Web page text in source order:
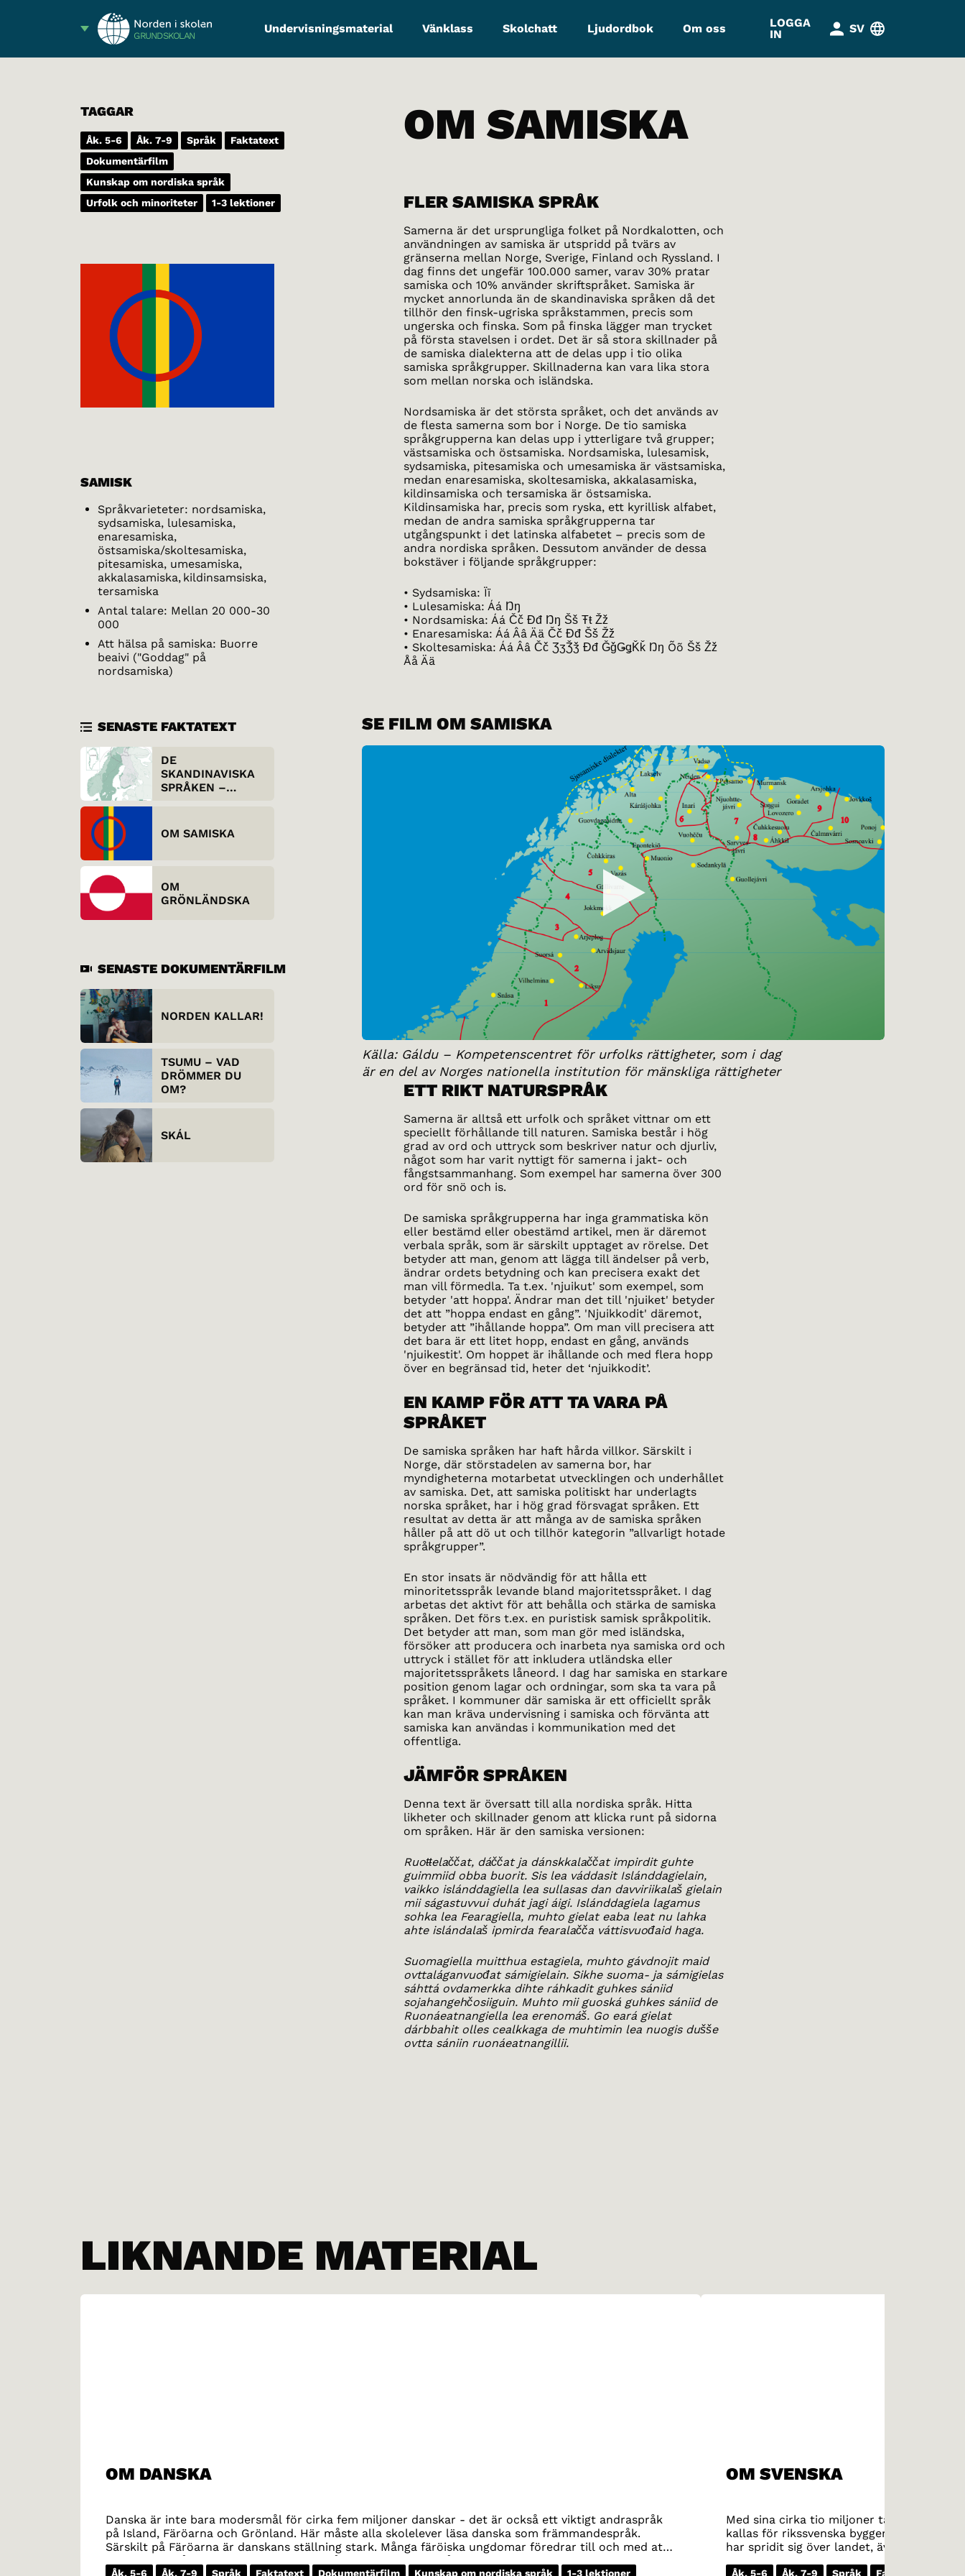
GRUNDSKOLAN
Undervisningsmaterial Vänklass Skolchatt Ljudordbok Om oss
LOGGA
IN
SV
TAGGAR
Åk. 5-6 Åk. 7-9 Språk
Faktatext
Dokumentärfilm
Kunskap om nordiska språk
Urfolk och minoriteter
1-3 lektioner
SAMISK
Språkvarieteter: nordsamiska,
sydsamiska, lulesamiska,
enaresamiska,
östsamiska/skoltesamiska,
pitesamiska, umesamiska,
akkalasamiska, kildinsamsiska,
tersamiska
Antal talare: Mellan 20 000-30
000
Att hälsa på samiska: Buorre
beaivi ("Goddag" på
nordsamiska)
SENASTE FAKTATEXT
DE
SKANDINAVISKA
SPRÅKEN –
OM SAMISKA
OM
GRÖNLÄNDSKA
SENASTE DOKUMENTÄRFILM
NORDEN KALLAR!
TSUMU – VAD
DRÖMMER DU
OM?
SKÁL
OM SAMISKA
FLER SAMISKA SPRÅK
Samerna är det ursprungliga folket på Nordkalotten, och
användningen av samiska är utspridd på tvärs av
gränserna mellan Norge, Sverige, Finland och Ryssland. I
dag finns det ungefär 100.000 samer, varav 30% pratar
samiska och 10% använder skriftspråket. Samiska är
mycket annorlunda än de skandinaviska språken då det
tillhör den finsk-ugriska språkstammen, precis som
ungerska och finska. Som på finska lägger man trycket
på första stavelsen i ordet. Det är så stora skillnader på
de samiska dialekterna att de delas upp i tio olika
samiska språkgrupper. Skillnaderna kan vara lika stora
som mellan norska och isländska.
Nordsamiska är det största språket, och det används av
de flesta samerna som bor i Norge. De tio samiska
språkgrupperna kan delas upp i ytterligare två grupper;
västsamiska och östsamiska. Nordsamiska, lulesamisk,
sydsamiska, pitesamiska och umesamiska är västsamiska,
medan enaresamiska, skoltesamiska, akkalasamiska,
kildinsamiska och tersamiska är östsamiska.
Kildinsamiska har, precis som ryska, ett kyrillisk alfabet,
medan de andra samiska språkgrupperna tar
utgångspunkt i det latinska alfabetet – precis som de
andra nordiska språken. Dessutom använder de dessa
bokstäver i följande språkgrupper:
• Sydsamiska: Ïï
• Lulesamiska: Áá Ŋŋ
• Nordsamiska: Áá Čč Đđ Ŋŋ Šš Ŧŧ Žž
• Enaresamiska: Áá Ââ Ää Čč Đđ Šš Žž
• Skoltesamiska: Áá Ââ Čč ƷʒǮǯ Đđ ǦǧǤǥǨǩ Ŋŋ Õõ Šš Žž
Åå Ää
SE FILM OM SAMISKA
Källa: Gáldu – Kompetenscentret för urfolks rättigheter, som i dag
är en del av Norges nationella institution för mänskliga rättigheter
ETT RIKT NATURSPRÅK
Samerna är alltså ett urfolk och språket vittnar om ett
speciellt förhållande till naturen. Samiska består i hög
grad av ord och uttryck som beskriver natur och djurliv,
något som har varit nyttigt för samerna i jakt- och
fångstsammanhang. Som exempel har samerna över 300
ord för snö och is.
De samiska språkgrupperna har inga grammatiska kön
eller bestämd eller obestämd artikel, men är däremot
verbala språk, som är särskilt upptaget av rörelse. Det
betyder att man, genom att lägga till ändelser på verb,
ändrar ordets betydning och kan precisera exakt det
man vill förmedla. Ta t.ex. 'njuikut' som exempel, som
betyder 'att hoppa'. Ändrar man det till 'njuiket' betyder
det att ”hoppa endast en gång”. 'Njuikkodit' däremot,
betyder att ”ihållande hoppa”. Om man vill precisera att
det bara är ett litet hopp, endast en gång, används
'njuikestit'. Om hoppet är ihållande och med flera hopp
över en begränsad tid, heter det ‘njuikkodit’.
EN KAMP FÖR ATT TA VARA PÅ
SPRÅKET
De samiska språken har haft hårda villkor. Särskilt i
Norge, där störstadelen av samerna bor, har
myndigheterna motarbetat utvecklingen och underhållet
av samiska. Det, att samiska politiskt har underlagts
norska språket, har i hög grad försvagat språken. Ett
resultat av detta är att många av de samiska språken
håller på att dö ut och tillhör kategorin ”allvarligt hotade
språkgrupper”.
En stor insats är nödvändig för att hålla ett
minoritetsspråk levande bland majoritetsspråket. I dag
arbetas det aktivt för att behålla och stärka de samiska
språken. Det förs t.ex. en puristisk samisk språkpolitik.
Det betyder att man, som man gör med isländska,
försöker att producera och inarbeta nya samiska ord och
uttryck i stället för att inkludera utländska eller
majoritetsspråkets låneord. I dag har samiska en starkare
position genom lagar och ordningar, som ska ta vara på
språket. I kommuner där samiska är ett officiellt språk
kan man kräva undervisning i samiska och förvänta att
samiska kan användas i kommunikation med det
offentliga.
JÄMFÖR SPRÅKEN
Denna text är översatt till alla nordiska språk. Hitta
likheter och skillnader genom att klicka runt på sidorna
om språken. Här är den samiska versionen:
Ruoŧŧelaččat, dáččat ja dánskkalaččat impirdit guhte
guimmiid obba buorit. Sis lea váddasit Islánddagielain,
vaikko islánddagiella lea sullasas dan davviriikalaš gielain
mii ságastuvvui duhát jagi áigi. Islánddagiela lagamus
sohka lea Fearagiella, muhto gielat eaba leat nu lahka
ahte islándalaš ipmirda fearalačča váttisvuođaid haga.
Suomagiella muitthua estagiela, muhto gávdnojit maid
ovttaláganvuođat sámigielain. Sikhe suoma- ja sámigielas
sáhttá ovdamerkka dihte ráhkadit guhkes sániid
sojahangehčosiiguin. Muhto mii guoská guhkes sániid de
Ruonáeatnangiella lea erenomáš. Go eará gielat
dárbbahit olles cealkkaga de muhtimin lea nuogis dušše
ovtta sániin ruonáeatnangillii.
LIKNANDE MATERIAL
OM DANSKA
Danska är inte bara modersmål för cirka fem miljoner danskar - det är också ett viktigt andraspråk
på Island, Färöarna och Grönland. Här måste alla skolelever läsa danska som främmandespråk.
Särskilt på Färöarna är danskans ställning stark. Många färöiska ungdomar föredrar till och med att
läsa böcker på danska framför att läsa på sitt eget modersmål.
Åk. 5-6 Åk. 7-9 Språk Faktatext Dokumentärfilm Kunskap om nordiska språk 1-3 lektioner
OM SVENSKA
Med sina cirka tio miljoner talare är
kallas för rikssvenska bygger på den
har spridit sig över landet, även om
Åk. 5-6 Åk. 7-9 Språk Faktatext